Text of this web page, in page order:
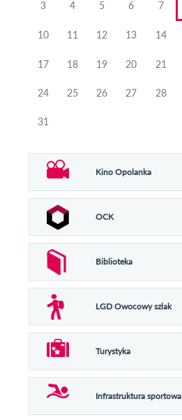
3 4 5 6 7
10 11 12 13 14
17 18 19 20 21
24 25 26 27 28
31
Kino Opolanka
OCK
Biblioteka
LGD Owocowy szlak
Turystyka
Infrastruktura sportowa